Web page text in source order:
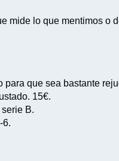
mide lo que mentimos
para que sea bastante
15€.
B.
6.